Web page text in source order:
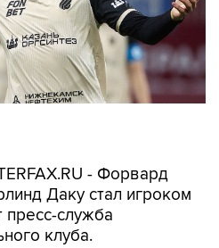
- Форвард
Даку стал игроком
пресс-служба
клуба.